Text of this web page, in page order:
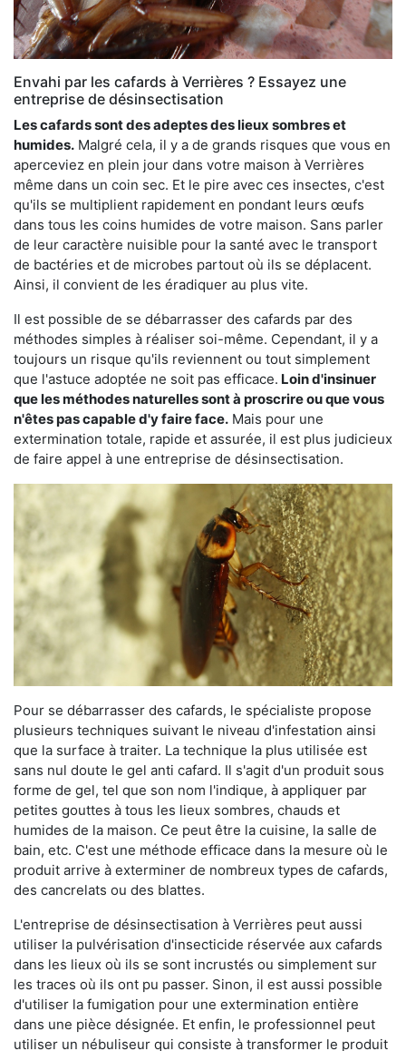
Envahi par les cafards à Verrières ? Essayez une
entreprise de désinsectisation
Les cafards sont des adeptes des lieux sombres et
humides. Malgré cela, il y a de grands risques que vous en
aperceviez en plein jour dans votre maison à Verrières
même dans un coin sec. Et le pire avec ces insectes, c'est
qu'ils se multiplient rapidement en pondant leurs œufs
dans tous les coins humides de votre maison. Sans parler
de leur caractère nuisible pour la santé avec le transport
de bactéries et de microbes partout où ils se déplacent.
Ainsi, il convient de les éradiquer au plus vite.
Il est possible de se débarrasser des cafards par des
méthodes simples à réaliser soi-même. Cependant, il y a
toujours un risque qu'ils reviennent ou tout simplement
que l'astuce adoptée ne soit pas efficace. Loin d'insinuer
que les méthodes naturelles sont à proscrire ou que vous
n'êtes pas capable d'y faire face. Mais pour une
extermination totale, rapide et assurée, il est plus judicieux
de faire appel à une entreprise de désinsectisation.
Pour se débarrasser des cafards, le spécialiste propose
plusieurs techniques suivant le niveau d'infestation ainsi
que la surface à traiter. La technique la plus utilisée est
sans nul doute le gel anti cafard. Il s'agit d'un produit sous
forme de gel, tel que son nom l'indique, à appliquer par
petites gouttes à tous les lieux sombres, chauds et
humides de la maison. Ce peut être la cuisine, la salle de
bain, etc. C'est une méthode efficace dans la mesure où le
produit arrive à exterminer de nombreux types de cafards,
des cancrelats ou des blattes.
L'entreprise de désinsectisation à Verrières peut aussi
utiliser la pulvérisation d'insecticide réservée aux cafards
dans les lieux où ils se sont incrustés ou simplement sur
les traces où ils ont pu passer. Sinon, il est aussi possible
d'utiliser la fumigation pour une extermination entière
dans une pièce désignée. Et enfin, le professionnel peut
utiliser un nébuliseur qui consiste à transformer le produit